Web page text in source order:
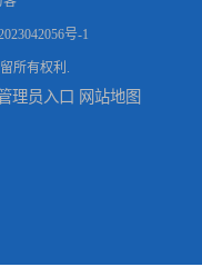
号-1
所有权利.
理员入口 网站地图